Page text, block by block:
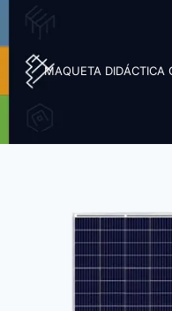
MAQUETA DIDÁCTICA